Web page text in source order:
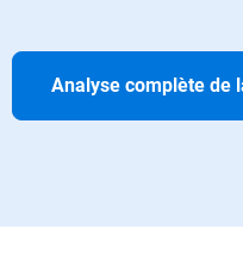
Analyse complète de